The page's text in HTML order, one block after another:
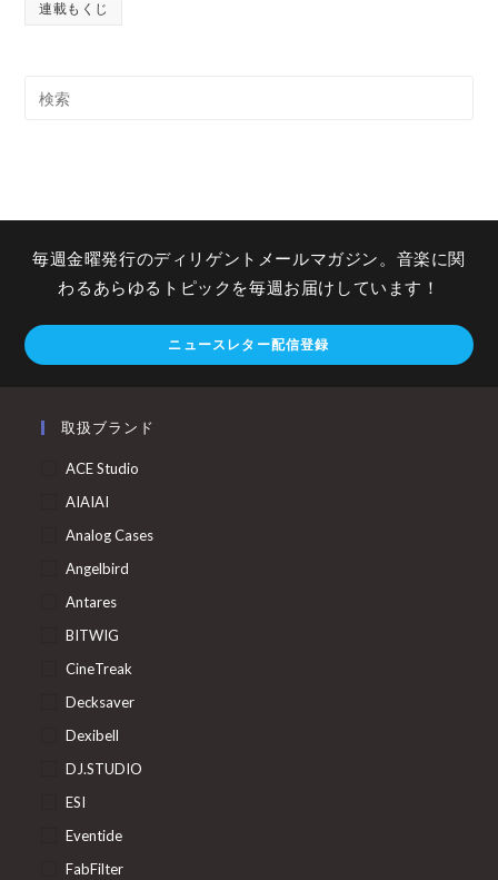
連載もくじ
毎週金曜発行のディリゲントメールマガジン。音楽に関
わるあらゆるトピックを毎週お届けしています！
ニュースレター配信登録
取扱ブランド
ACE Studio
AIAIAI
Analog Cases
Angelbird
Antares
BITWIG
CineTreak
Decksaver
Dexibell
DJ.STUDIO
ESI
Eventide
FabFilter